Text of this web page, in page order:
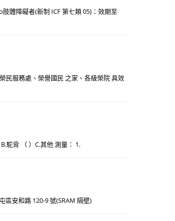
體障礙者(新制 ICF 第七類 05)：效期至
民服務處、榮譽國民 之家、各級榮院 具效
駝背 （ ）C.其他 測量： 1.
區安和路 120-9 號(SRAM 隔壁)